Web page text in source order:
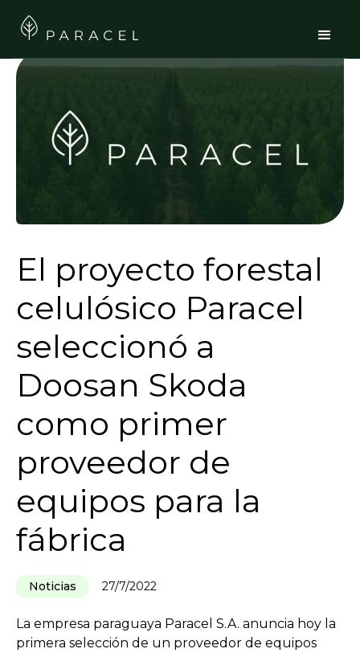
El proyecto forestal
celulósico Paracel
seleccionó a
Doosan Skoda
como primer
proveedor de
equipos para la
fábrica
Noticias 27/7/2022
La empresa paraguaya Paracel S.A. anuncia hoy la
primera selección de un proveedor de equipos